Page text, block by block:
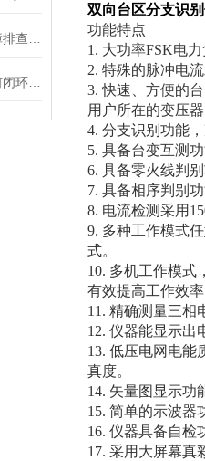
双向台区分支识
功能特点
1. 大功率FSK电
2. 特殊的脉冲电
3. 快速、方便的
用户所在的变压
4. 分支识别功能
5. 具备台变互测
6. 具备零火线判
7. 具备相序判别
8. 电流检测采用
9. 多种工作模式
式。
10. 多机工作模式
有效提高工作效
11. 精确测量三相
12. 仪器能显示出
13. 低压电网电能
真度。
14. 矢量图显示功
15. 简单的示波器
16. 仪器具备自检
17. 采用大屏幕真